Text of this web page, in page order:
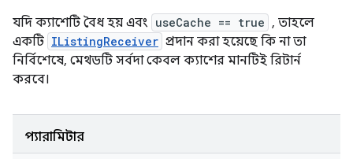
যদি ক্যাশেটি বৈধ হয় এবং useCache == true , তাহলে
একটি IListingReceiver প্রদান করা হয়েছে কি না তা
নির্বিশেষে, মেথডটি সর্বদা কেবল ক্যাশের মানটিই রিটার্ন
করবে।
প্যারামিটার